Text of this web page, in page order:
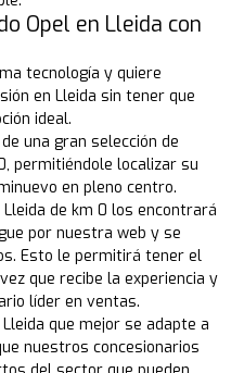
Opel en Lleida con
tecnología y quiere
en Lleida sin tener que
ideal.
una gran selección de
permitiéndole localizar su
en pleno centro.
de km 0 los encontrará
por nuestra web y se
Esto le permitirá tener el
que recibe la experiencia y
líder en ventas.
que mejor se adapte a
nuestros concesionarios